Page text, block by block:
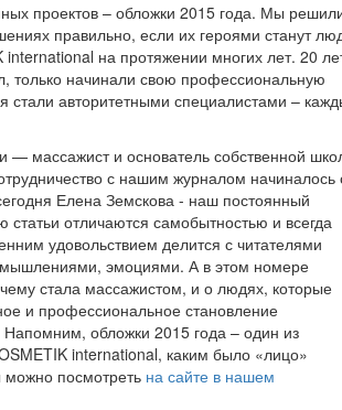
проектов – обложки 2015 года. Мы
правильно, если их героями станут
international на протяжении многих лет. 20
только начинали свою профессиональную
стали авторитетными специалистами –
— массажист и основатель собственной
с нашим журналом начиналось
Елена Земскова - наш постоянный
отличаются самобытностью и всегда
удовольствием делится с читателями
эмоциями. А в этом номере
стала массажистом, и о людях, которые
и профессиональное становление
Напомним, обложки 2015 года – один из
international, каким было «лицо»
посмотреть на сайте в нашем